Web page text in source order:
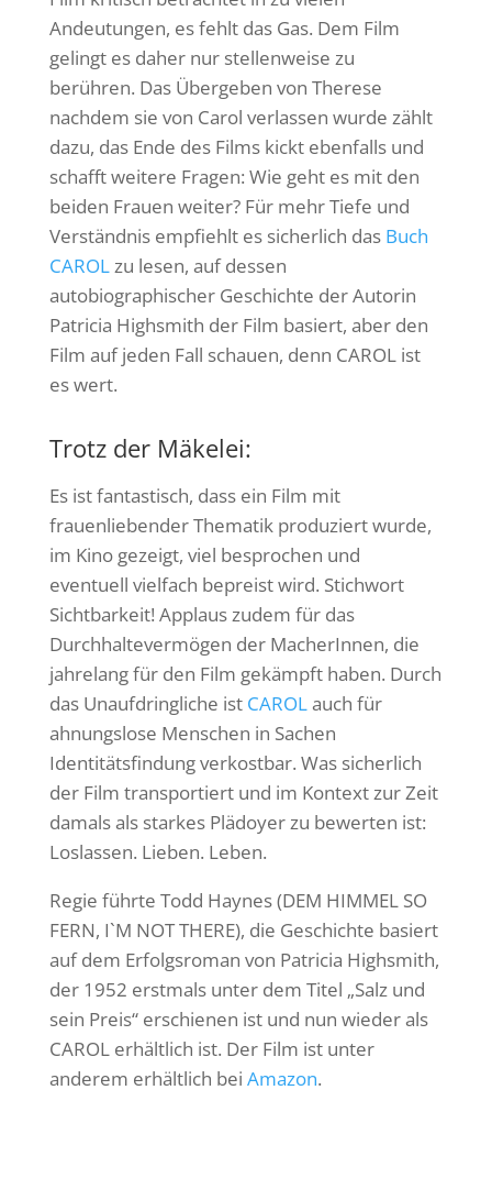
Andeutungen, es fehlt das Gas. Dem Film
gelingt es daher nur stellenweise zu
berühren. Das Übergeben von Therese
nachdem sie von Carol verlassen wurde zählt
dazu, das Ende des Films kickt ebenfalls und
schafft weitere Fragen: Wie geht es mit den
beiden Frauen weiter? Für mehr Tiefe und
Verständnis empfiehlt es sicherlich dasBuch
CAROLzu lesen, auf dessen
autobiographischer Geschichte der Autorin
Patricia Highsmith der Film basiert, aber den
Film auf jeden Fall schauen, denn CAROL ist
es wert.
Trotz der Mäkelei:
Es ist fantastisch, dass ein Film mit
frauenliebender Thematik produziert wurde,
im Kino gezeigt, viel besprochen und
eventuell vielfach bepreist wird. Stichwort
Sichtbarkeit! Applaus zudem für das
Durchhaltevermögen der MacherInnen, die
jahrelang für den Film gekämpft haben. Durch
das Unaufdringliche ist CAROLauch für
ahnungslose Menschen in Sachen
Identitätsfindung verkostbar. Was sicherlich
der Film transportiert und im Kontext zur Zeit
damals als starkes Plädoyer zu bewerten ist:
Loslassen. Lieben. Leben.
Regie führte Todd Haynes (DEM HIMMEL SO
FERN, I`M NOT THERE), die Geschichte basiert
auf dem Erfolgsroman von Patricia Highsmith,
der 1952 erstmals unter dem Titel „Salz und
sein Preis“ erschienen ist und nun wieder als
CAROL erhältlich ist. Der Film ist unter
anderem erhältlich bei Amazon.